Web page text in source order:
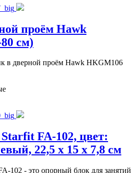
проём Hawk
см)
в дверной проём Hawk HKGM106
FA-102, цвет:
22,5 х 15 х 7,8 см
102 - это опорный блок для занятий